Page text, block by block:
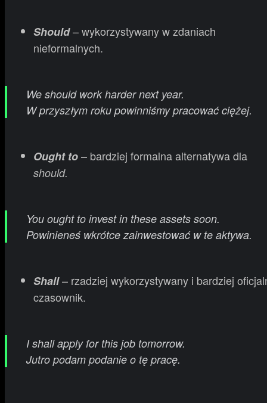
Should– wykorzystywany w zdaniach
nieformalnych.
We should work harder next year.
W przyszłym roku powinniśmy pracować ciężej.
Ought to– bardziej formalna alternatywa dla
should.
You ought to invest in these assets soon.
Powinieneś wkrótce zainwestować w te aktywa.
Shall– rzadziej wykorzystywany i bardziej
czasownik.
I shall apply for this job tomorrow.
Jutro podam podanie o tę pracę.